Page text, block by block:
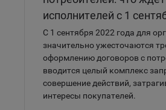
исполнителей с 1
С 1 сентября 2022 года для
значительно ужесточаются
оформлению договоров с
вводится целый комплекс
совершение действий,
интересы покупателей.